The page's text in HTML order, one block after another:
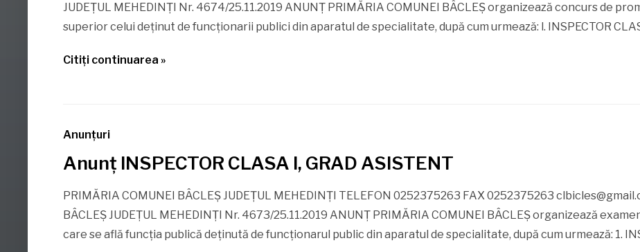
JUDEŢUL MEHEDINŢI Nr. 4674/25.11.2019 ANUNŢ PRIMĂRIA COMUNEI BÂCLEŞ organizează concurs de
superior celui deţinut de funcţionarii publici din aparatul de specialitate, după cum urmează: l. INSPECTOR
Citiţi continuarea »
Anunţuri
Anunţ INSPECTOR CLASA I, GRAD ASISTENT
PRIMĂRIA COMUNEI BÂCLEŞ JUDEŢUL MEHEDINŢI TELEFON 0252375263 FAX 0252375263
BÂCLEŞ JUDEŢUL MEHEDINŢI Nr. 4673/25.11.2019 ANUNŢ PRIMĂRIA COMUNEI BÂCLEŞ organizează
care se află funcţia publică deţinută de funcţionarul public din aparatul de specialitate, după cum urmează: 1.